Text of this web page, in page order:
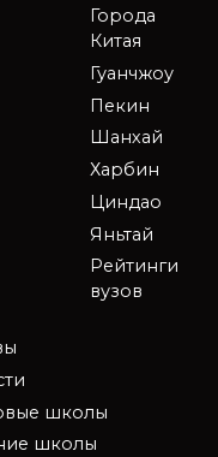
Города
Китая
Гуанчжоу
Пекин
Шанхай
Харбин
Циндао
Яньтай
Рейтинги
вузов
школы
школы